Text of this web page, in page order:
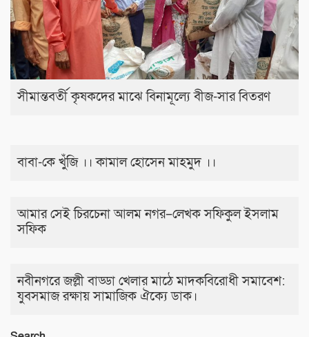
সীমান্তবর্তী কৃষকদের মাঝে বিনামূল্যে বীজ-সার বিতরণ
বাবা-কে খুঁজি ।। কামাল হোসেন মাহমুদ ।।
আমার সেই চিরচেনা আলম নগর–লেখক সফিকুল ইসলাম
সফিক
নবীনগরে জল্লী বাড্ডা খেলার মাঠে মাদকবিরোধী সমাবেশ:
যুবসমাজ রক্ষায় সামাজিক ঐক্যে ডাক।